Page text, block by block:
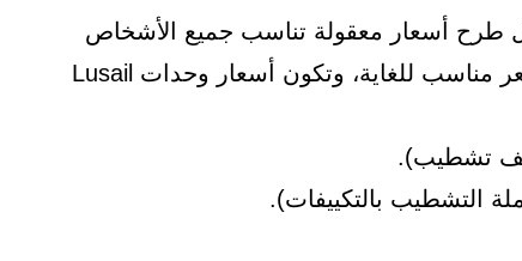
طرح أسعار معقولة تناسب جميع الأشخاص
والميزانيات، حتى تمتلك مسكنك الراقي بسعر مناسب للغاية، وتكون أسعار وحدات Lusail